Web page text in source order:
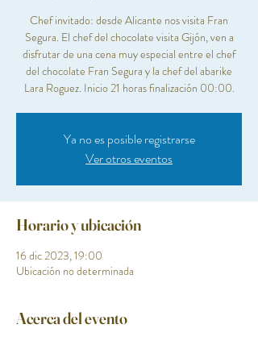
Chef invitado: desde Alicante nos visita Fran
Segura. El chef del chocolate visita Gijón, ven a
disfrutar de una cena muy especial entre el chef
del chocolate Fran Segura y la chef del abarike
Ya no es posible registrarse
Ver otros eventos
Horario y ubicación
16 dic 2023, 19:00
Ubicación no determinada
Acerca del evento